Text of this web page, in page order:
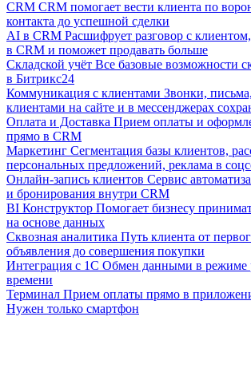
CRM CRM помогает вести клиента по
контакта до успешной сделки
AI в CRM Расшифрует разговор с
в CRM и поможет продавать больше
Складской учёт Все базовые возможности
в Битрикс24
Коммуникация с клиентами Звонки,
клиентами на сайте и в мессенджерах
Оплата и Доставка Прием оплаты и
прямо в CRM
Маркетинг Сегментация базы клиентов,
персональных предложений, реклама в
Онлайн-запись клиентов Сервис
и бронирования внутри CRM
BI Конструктор Помогает бизнесу
на основе данных
Сквозная аналитика Путь клиента от
объявления до совершения покупки
Интеграция с 1С Обмен данными в режиме
времени
Терминал Прием оплаты прямо в
Нужен только смартфон